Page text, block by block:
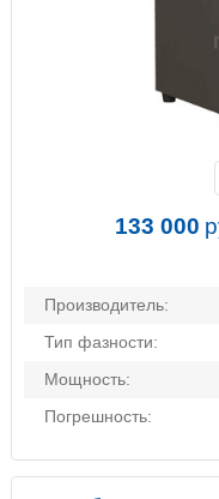
Производитель:
Тип фазности:
Мощность:
Погрешность:
133 000